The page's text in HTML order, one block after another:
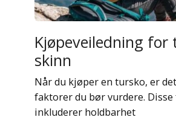
Kjøpeveiledning for
skinn
Når du kjøper en tursko, er
faktorer du bør vurdere.
inkluderer holdbarhet